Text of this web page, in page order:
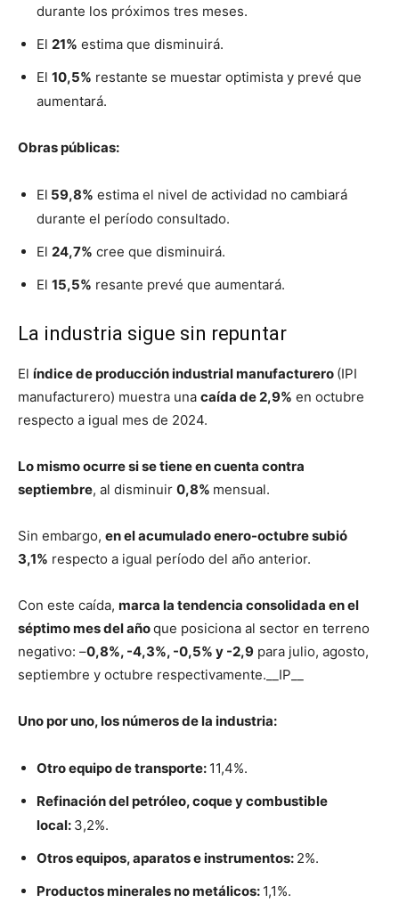
durante los próximos tres meses.
El 21% estima que disminuirá.
El 10,5% restante se muestar optimista y prevé que
aumentará.
Obras públicas:
El 59,8% estima el nivel de actividad no cambiará
durante el período consultado.
El 24,7% cree que disminuirá.
El 15,5% resante prevé que aumentará.
La industria sigue sin repuntar
El índice de producción industrial manufacturero (IPI
manufacturero) muestra una caída de 2,9% en octubre
respecto a igual mes de 2024.
Lo mismo ocurre si se tiene en cuenta contra
septiembre, al disminuir 0,8% mensual.
Sin embargo, en el acumulado enero-octubre subió
3,1% respecto a igual período del año anterior.
Con este caída, marca la tendencia consolidada en el
séptimo mes del añoque posiciona al sector en terreno
negativo: –0,8%, -4,3%, -0,5% y -2,9 para julio, agosto,
septiembre y octubre respectivamente.__IP__
Uno por uno, los números de la industria:
Otro equipo de transporte: 11,4%.
Refinación del petróleo, coque y combustible
local: 3,2%.
Otros equipos, aparatos e instrumentos: 2%.
Productos minerales no metálicos: 1,1%.